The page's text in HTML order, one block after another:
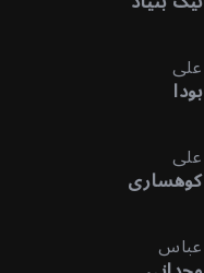
علی
بودا
علی
کوهساری
عباس